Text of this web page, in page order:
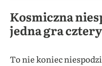
Kosmiczna
jedna gra
To nie koniec